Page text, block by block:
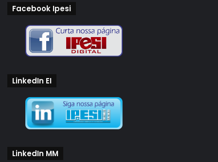
Facebook Ipesi
LinkedIn EI
LinkedIn MM